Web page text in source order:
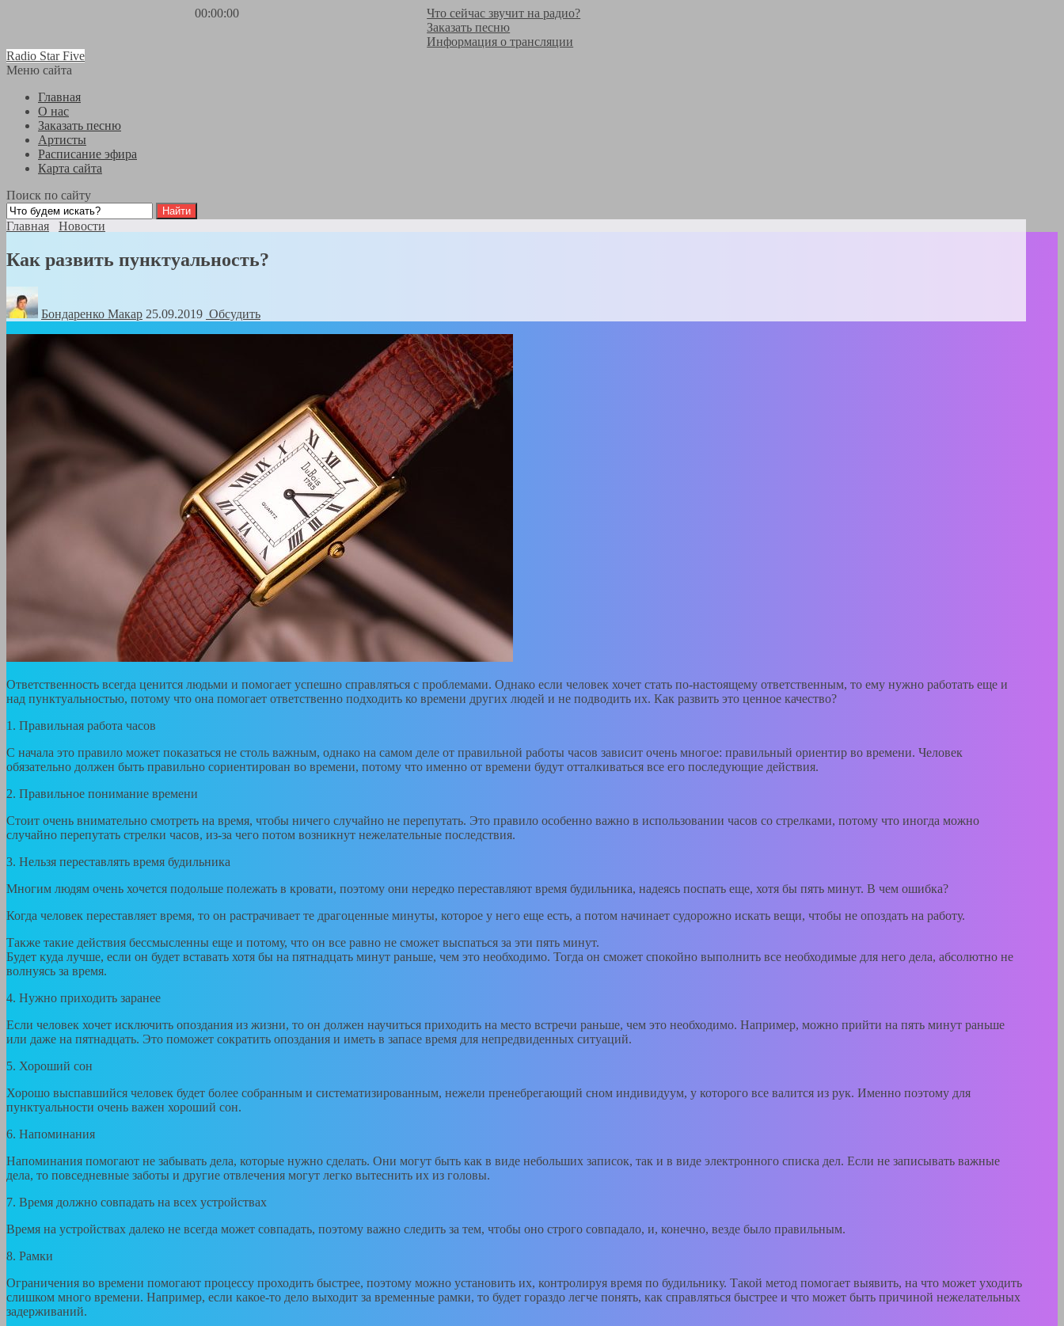
00:00:00
Что сейчас звучит на радио?
Заказать песню
Информация о трансляции
Radio Star Five
Меню сайта
Главная
О нас
Заказать песню
Артисты
Расписание эфира
Карта сайта
Поиск по сайту
Главная Новости
Как развить пунктуальность?
Бондаренко Mакар 25.09.2019 Обсудить
Ответственность всегда ценится людьми и помогает успешно справляться с проблемами. Однако если человек хочет стать по-настоящему ответственным, то ему нужно работать еще и
над пунктуальностью, потому что она помогает ответственно подходить ко времени других людей и не подводить их. Как развить это ценное качество?
1. Правильная работа часов
С начала это правило может показаться не столь важным, однако на самом деле от правильной работы часов зависит очень многое: правильный ориентир во времени. Человек
обязательно должен быть правильно сориентирован во времени, потому что именно от времени будут отталкиваться все его последующие действия.
2. Правильное понимание времени
Стоит очень внимательно смотреть на время, чтобы ничего случайно не перепутать. Это правило особенно важно в использовании часов со стрелками, потому что иногда можно
случайно перепутать стрелки часов, из-за чего потом возникнут нежелательные последствия.
3. Нельзя переставлять время будильника
Многим людям очень хочется подольше полежать в кровати, поэтому они нередко переставляют время будильника, надеясь поспать еще, хотя бы пять минут. В чем ошибка?
Когда человек переставляет время, то он растрачивает те драгоценные минуты, которое у него еще есть, а потом начинает судорожно искать вещи, чтобы не опоздать на работу.
Также такие действия бессмысленны еще и потому, что он все равно не сможет выспаться за эти пять минут.
Будет куда лучше, если он будет вставать хотя бы на пятнадцать минут раньше, чем это необходимо. Тогда он сможет спокойно выполнить все необходимые для него дела, абсолютно не
волнуясь за время.
4. Нужно приходить заранее
Если человек хочет исключить опоздания из жизни, то он должен научиться приходить на место встречи раньше, чем это необходимо. Например, можно прийти на пять минут раньше
или даже на пятнадцать. Это поможет сократить опоздания и иметь в запасе время для непредвиденных ситуаций.
5. Хороший сон
Хорошо выспавшийся человек будет более собранным и систематизированным, нежели пренебрегающий сном индивидуум, у которого все валится из рук. Именно поэтому для
пунктуальности очень важен хороший сон.
6. Напоминания
Напоминания помогают не забывать дела, которые нужно сделать. Они могут быть как в виде небольших записок, так и в виде электронного списка дел. Если не записывать важные
дела, то повседневные заботы и другие отвлечения могут легко вытеснить их из головы.
7. Время должно совпадать на всех устройствах
Время на устройствах далеко не всегда может совпадать, поэтому важно следить за тем, чтобы оно строго совпадало, и, конечно, везде было правильным.
8. Рамки
Ограничения во времени помогают процессу проходить быстрее, поэтому можно установить их, контролируя время по будильнику. Такой метод помогает выявить, на что может уходить
слишком много времени. Например, если какое-то дело выходит за временные рамки, то будет гораздо легче понять, как справляться быстрее и что может быть причиной нежелательных
задерживаний.